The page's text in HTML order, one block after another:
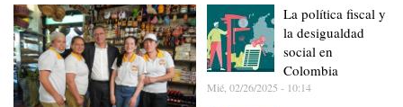
La política fiscal y
la desigualdad
social en
Colombia
Mié, 02/26/2025 - 10:14